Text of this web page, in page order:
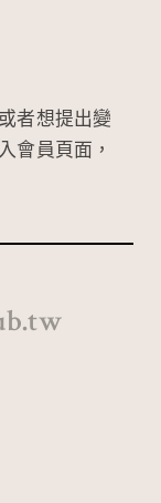
者想提出變
會員頁面，